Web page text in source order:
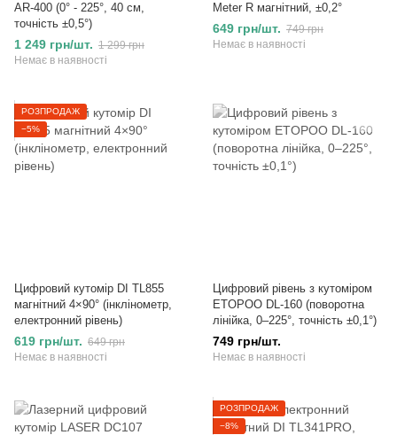
AR-400 (0° - 225°, 40 см,
точність ±0,5°)
1 249 грн/шт. 1 299 грн
Немає в наявності
Meter R магнітний, ±0,2°
649 грн/шт. 749 грн
Немає в наявності
РОЗПРОДАЖ
−5%
Цифровий кутомір DI TL855
магнітний 4×90° (інклінометр,
електронний рівень)
619 грн/шт. 649 грн
Немає в наявності
Цифровий рівень з кутоміром
ETOPOO DL-160 (поворотна
лінійка, 0–225°, точність ±0,1°)
749 грн/шт.
Немає в наявності
РОЗПРОДАЖ
−8%